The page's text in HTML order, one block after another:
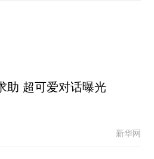
助 超可爱对话曝光
新华网